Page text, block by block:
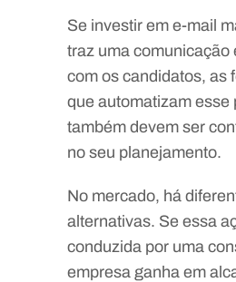
Se investir em e-mail
traz uma comunicação
com os candidatos, as
que automatizam esse
também devem ser
no seu planejamento.
No mercado, há
alternativas. Se essa
conduzida por uma
empresa ganha em